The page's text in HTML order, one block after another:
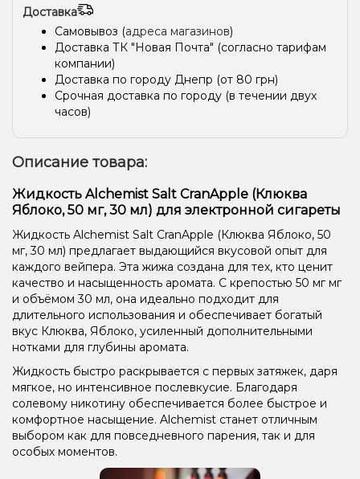
Доставка
Самовывоз (адреса магазинов)
Доставка ТК "Новая Почта" (согласно тарифам
компании)
Доставка по городу Днепр (от 80 грн)
Срочная доставка по городу (в течении двух
часов)
Описание товара:
Жидкость Alchemist Salt CranApple (Клюква
Яблоко, 50 мг, 30 мл) для электронной сигареты
Жидкость Alchemist Salt CranApple (Клюква Яблоко, 50
мг, 30 мл) предлагает выдающийся вкусовой опыт для
каждого вейпера. Эта жижа создана для тех, кто ценит
качество и насыщенность аромата. С крепостью 50 мг мг
и объёмом 30 мл, она идеально подходит для
длительного использования и обеспечивает богатый
вкус Клюква, Яблоко, усиленный дополнительными
нотками для глубины аромата.
Жидкость быстро раскрывается с первых затяжек, даря
мягкое, но интенсивное послевкусие. Благодаря
солевому никотину обеспечивается более быстрое и
комфортное насыщение. Alchemist станет отличным
выбором как для повседневного парения, так и для
особых моментов.